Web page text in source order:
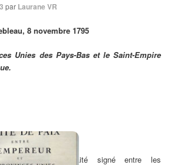
par Laurane VR
8 novembre 1795
Unies des Pays-Bas et le Saint-Empire
Traité signé entre les